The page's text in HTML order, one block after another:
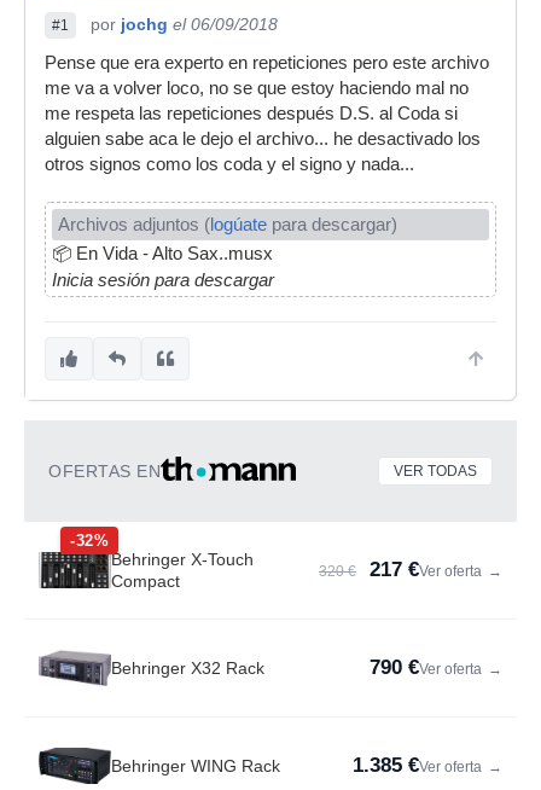
#1 por jochg el 06/09/2018
Pense que era experto en repeticiones pero este archivo
me va a volver loco, no se que estoy haciendo mal no
me respeta las repeticiones después D.S. al Coda si
alguien sabe aca le dejo el archivo... he desactivado los
otros signos como los coda y el signo y nada...
Archivos adjuntos (logúate para descargar)
📦 En Vida - Alto Sax..musx
Inicia sesión para descargar
OFERTAS EN VER TODAS
-32%
Behringer X-Touch
Compact
320 € 217 €Ver oferta →
Behringer X32 Rack 790 €Ver oferta →
Behringer WING Rack 1.385 €Ver oferta →